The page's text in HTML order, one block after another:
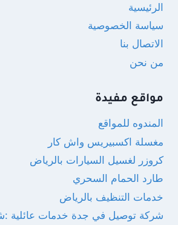
الرئيسية
سياسة الخصوصية
الاتصال بنا
من نحن
مواقع مفيدة
المندوه للمواقع
مغسلة اكسبيريس واش كار
كروزر لغسيل السيارات بالرياض
طارد الحمام السحري
خدمات التنظيف بالرياض